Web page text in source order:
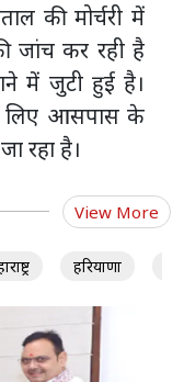
की मोर्चरी में
जांच कर रही है
में जुटी हुई है।
लिए आसपास के
रहा है।
View More
हरियाणा